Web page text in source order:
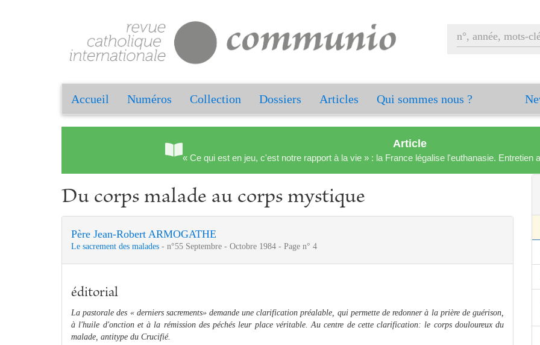
Accueil Numéros Collection Dossiers Articles Qui sommes nous ?
Article
« Ce qui est en jeu, c'est notre rapport à la vie » : la France légalise l'euthanasie. Entretien
Du corps malade au corps mystique
Père Jean-Robert ARMOGATHE
Le sacrement des malades - n°55 Septembre - Octobre 1984 - Page n° 4
éditorial
La pastorale des « derniers sacrements» demande une clarification préalable, qui permette de redonner à la prière de guérison,
à l'huile d'onction et à la rémission des péchés leur place véritable. Au centre de cette clarification: le corps douloureux du
malade, antitype du Crucifié.